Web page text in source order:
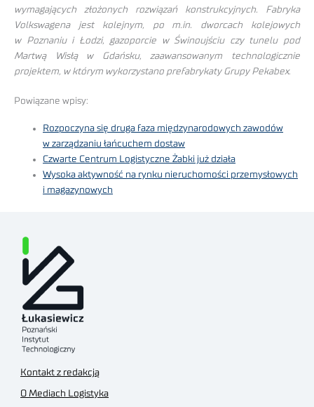
wymagających złożonych rozwiązań konstrukcyjnych. Fabryka
Volkswagena jest kolejnym, po m.in. dworcach kolejowych
w Poznaniu i Łodzi, gazoporcie w Świnoujściu czy tunelu pod
Martwą Wisłą w Gdańsku, zaawansowanym technologicznie
projektem, w którym wykorzystano prefabrykaty Grupy Pekabex.
Powiązane wpisy:
Rozpoczyna się druga faza międzynarodowych zawodów
w zarządzaniu łańcuchem dostaw
Czwarte Centrum Logistyczne Żabki już działa
Wysoka aktywność na rynku nieruchomości przemysłowych
i magazynowych
Kontakt z redakcją
O Mediach Logistyka